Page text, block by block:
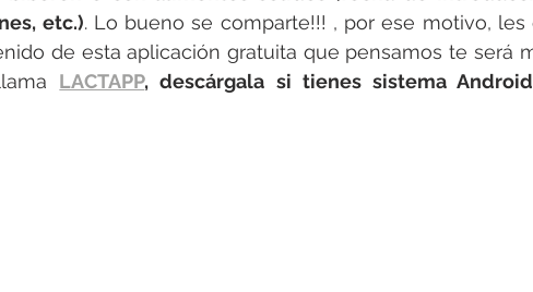
etc.). Lo bueno se comparte!!! , por ese motivo, les
de esta aplicación gratuita que pensamos te será
LACTAPP, descárgala si tienes sistema